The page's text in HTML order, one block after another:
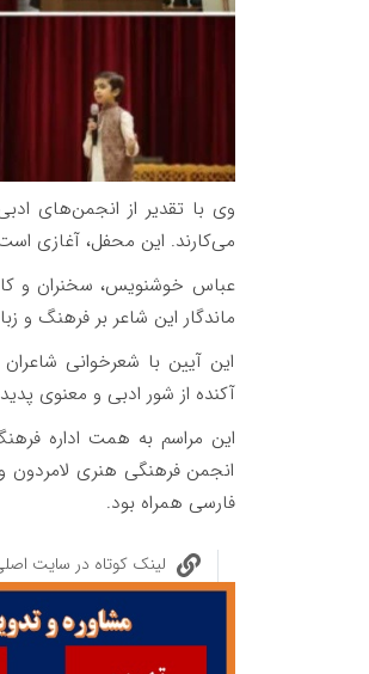
وی با تقدیر از انجمن‌های
می‌کارند. این محفل، آغازی است
عباس خوشنویس، سخنران و
ماندگار این شاعر بر فرهنگ و
این آیین با شعرخوانی
آکنده از شور ادبی و معنوی
این مراسم به همت اداره
انجمن فرهنگی هنری لامردون
فارسی همراه بود.
لینک کوتاه در سایت